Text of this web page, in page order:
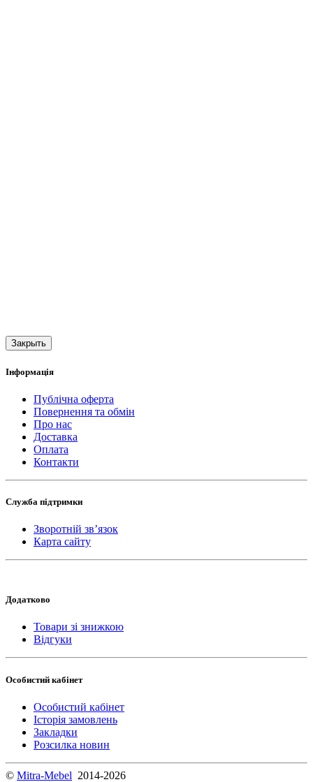
Закрыть
Інформація
Публічна оферта
Повернення та обмін
Про нас
Доставка
Оплата
Контакти
Служба підтримки
Зворотній зв’язок
Карта сайту
Додатково
Товари зі знижкою
Відгуки
Особистий кабінет
Особистий кабінет
Історія замовлень
Закладки
Розсилка новин
© Mitra-Mebel 2014-2026